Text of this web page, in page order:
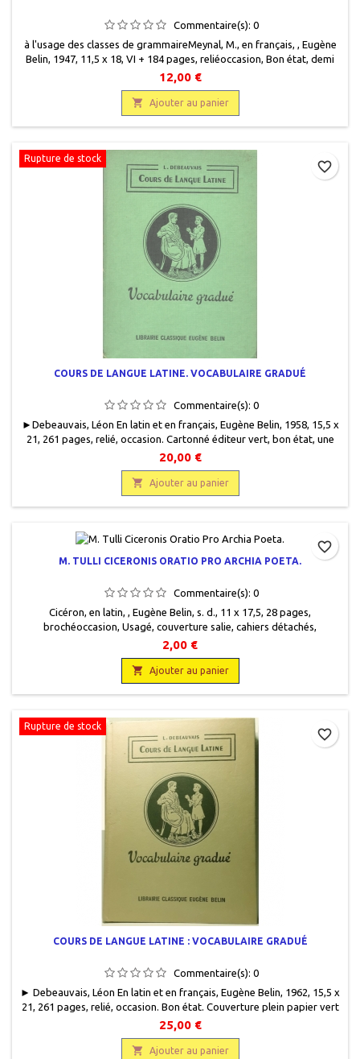
Commentaire(s): 0
à l'usage des classes de grammaireMeynal, M., en français, , Eugène
Belin, 1947, 11,5 x 18, VI + 184 pages, reliéoccasion, Bon état, demi
percaline bleu, plats cartonnés légèrement insolés, papier jauni
12,00 €
 Ajouter au panier
Rupture de stock
COURS DE LANGUE LATINE. VOCABULAIRE GRADUÉ
Commentaire(s): 0
►Debeauvais, Léon En latin et en français, Eugène Belin, 1958, 15,5 x
21, 261 pages, relié, occasion . Cartonné éditeur vert, bon état, une
mouillure en bas de dos et lèger manque de papier. Bon état
intérieur, papier jauni.
20,00 €
 Ajouter au panier
favorite_border
M. TULLI CICERONIS ORATIO PRO ARCHIA POETA.
Commentaire(s): 0
Cicéron, en latin, , Eugène Belin, s. d., 11 x 17,5, 28 pages,
brochéoccasion, Usagé, couverture salie, cahiers détachés,
annotations
2,00 €
 Ajouter au panier
favorite_border
Rupture de stock
COURS DE LANGUE LATINE : VOCABULAIRE GRADUÉ
Commentaire(s): 0
► Debeauvais, Léon En latin et en français, Eugène Belin, 1962, 15,5 x
21, 261 pages, relié, occasion. Bon état. Couverture plein papier vert
clair. Textes et illustrations au recto impression noire. Bon état
intérieur.
25,00 €
 Ajouter au panier
favorite_border